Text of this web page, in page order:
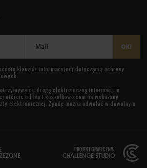
Mail OK!
klauzuli informacyjnej dotyczącej ochrony
otrzymywanie drogą elektroniczną informacji o
ofercie od hurt.koszulkowo.com na wskazany
elektronicznej. Zgodę można odwołać w dowolnym
PROJEKT GRAFICZNY:
CHALLENGE STUDIO